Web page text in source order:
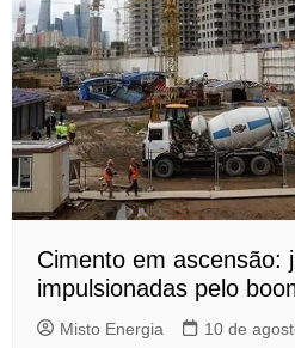
Cimento em ascensão:
impulsionadas pelo
Misto Energia 10 de